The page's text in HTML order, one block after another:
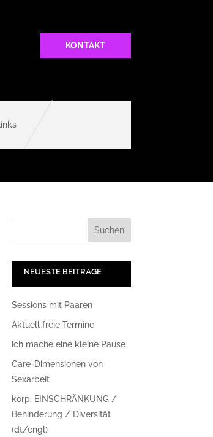
KONTAKT
Links
NEUESTE BEITRÄGE
Sessions mit Paaren
Aktuell freie Termine
ich mache eine kleine Pause
Care-Dimensionen von
Sexarbeit
körp. EINSCHRÄNKUNG /
Behinderung / Diversität
(dt/engl)